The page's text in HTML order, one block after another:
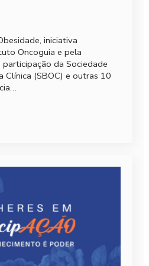
iniciativa
Oncoguia e pela
da Sociedade
Clínica (SBOC) e outras 10